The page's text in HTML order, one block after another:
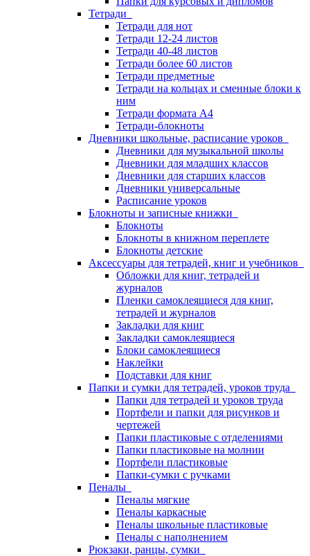
Тетради
Тетради для нот
Тетради 12-24 листов
Тетради 40-48 листов
Тетради более 60 листов
Тетради предметные
Тетради на кольцах и сменные блоки к
ним
Тетради формата А4
Тетради-блокноты
Дневники школьные, расписание уроков
Дневники для музыкальной школы
Дневники для младших классов
Дневники для старших классов
Дневники универсальные
Расписание уроков
Блокноты и записные книжки
Блокноты
Блокноты в книжном переплете
Блокноты детские
Аксессуары для тетрадей, книг и учебников
Обложки для книг, тетрадей и
журналов
Пленки самоклеящиеся для книг,
тетрадей и журналов
Закладки для книг
Закладки самоклеящиеся
Блоки самоклеящиеся
Наклейки
Подставки для книг
Папки и сумки для тетрадей, уроков труда
Папки для тетрадей и уроков труда
Портфели и папки для рисунков и
чертежей
Папки пластиковые с отделениями
Папки пластиковые на молнии
Портфели пластиковые
Папки-сумки с ручками
Пеналы
Пеналы мягкие
Пеналы каркасные
Пеналы школьные пластиковые
Пеналы с наполнением
Рюкзаки, ранцы, сумки